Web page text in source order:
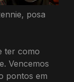
posa
ter como
Vencemos
pontos em